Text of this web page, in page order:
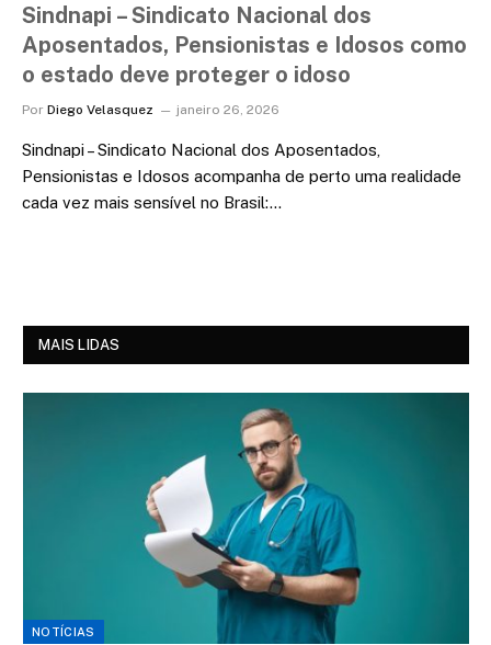
Sindnapi – Sindicato Nacional dos
Aposentados, Pensionistas e Idosos como
o estado deve proteger o idoso
Por Diego Velasquez janeiro 26, 2026
Sindnapi – Sindicato Nacional dos Aposentados,
Pensionistas e Idosos acompanha de perto uma realidade
cada vez mais sensível no Brasil:…
MAIS LIDAS
NOTÍCIAS